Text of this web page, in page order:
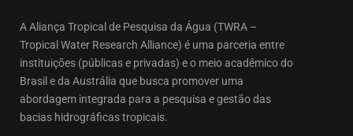
A Aliança Tropical de Pesquisa da Água (TWRA –
Tropical Water Research Alliance) é uma parceria entre
instituições (públicas e privadas) e o meio acadêmico do
Brasil e da Austrália que busca promover uma
abordagem integrada para a pesquisa e gestão das
bacias hidrográficas tropicais.